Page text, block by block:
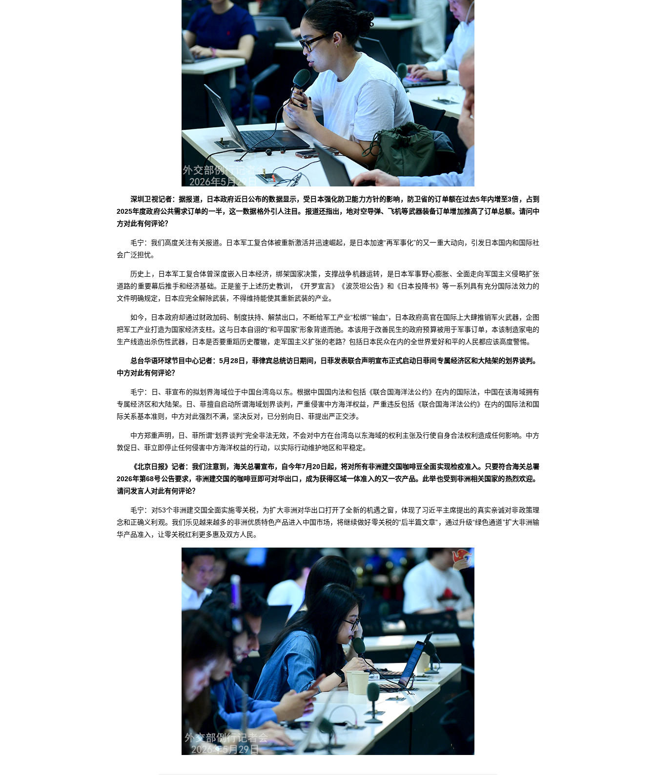
深圳卫视记者：据报道，日本政府近日公布的数据显示，受日本强化防卫能力方针的影响，防卫省的订单额在过去5年内增至3倍，占到
2025年度政府公共需求订单的一半，这一数据格外引人注目。报道还指出，地对空导弹、飞机等武器装备订单增加推高了订单总额。请问中
方对此有何评论？
毛宁：我们高度关注有关报道。日本军工复合体被重新激活并迅速崛起，是日本加速“再军事化”的又一重大动向，引发日本国内和国际社
会广泛担忧。
历史上，日本军工复合体曾深度嵌入日本经济，绑架国家决策，支撑战争机器运转，是日本军事野心膨胀、全面走向军国主义侵略扩张
道路的重要幕后推手和经济基础。正是鉴于上述历史教训，《开罗宣言》《波茨坦公告》和《日本投降书》等一系列具有充分国际法效力的
文件明确规定，日本应完全解除武装，不得维持能使其重新武装的产业。
如今，日本政府却通过财政加码、制度扶持、解禁出口，不断给军工产业“松绑”“输血”，日本政府高官在国际上大肆推销军火武器，企图
把军工产业打造为国家经济支柱。这与日本自诩的“和平国家”形象背道而驰。本该用于改善民生的政府预算被用于军事订单，本该制造家电的
生产线造出杀伤性武器，日本是否要重蹈历史覆辙，走军国主义扩张的老路？包括日本民众在内的全世界爱好和平的人民都应该高度警惕。
总台华语环球节目中心记者：5月28日，菲律宾总统访日期间，日菲发表联合声明宣布正式启动日菲间专属经济区和大陆架的划界谈判。
中方对此有何评论？
毛宁：日、菲宣布的拟划界海域位于中国台湾岛以东。根据中国国内法和包括《联合国海洋法公约》在内的国际法，中国在该海域拥有
专属经济区和大陆架。日、菲擅自启动所谓海域划界谈判，严重侵害中方海洋权益，严重违反包括《联合国海洋法公约》在内的国际法和国
际关系基本准则，中方对此强烈不满，坚决反对，已分别向日、菲提出严正交涉。
中方郑重声明，日、菲所谓“划界谈判”完全非法无效，不会对中方在台湾岛以东海域的权利主张及行使自身合法权利造成任何影响。中方
敦促日、菲立即停止任何侵害中方海洋权益的行动，以实际行动维护地区和平稳定。
《北京日报》记者：我们注意到，海关总署宣布，自今年7月20日起，将对所有非洲建交国咖啡豆全面实现检疫准入。只要符合海关总署
2026年第68号公告要求，非洲建交国的咖啡豆即可对华出口，成为获得区域一体准入的又一农产品。此举也受到非洲相关国家的热烈欢迎。
请问发言人对此有何评论？
毛宁：对53个非洲建交国全面实施零关税，为扩大非洲对华出口打开了全新的机遇之窗，体现了习近平主席提出的真实亲诚对非政策理
念和正确义利观。我们乐见越来越多的非洲优质特色产品进入中国市场，将继续做好零关税的“后半篇文章”，通过升级“绿色通道”扩大非洲输
华产品准入，让零关税红利更多惠及双方人民。